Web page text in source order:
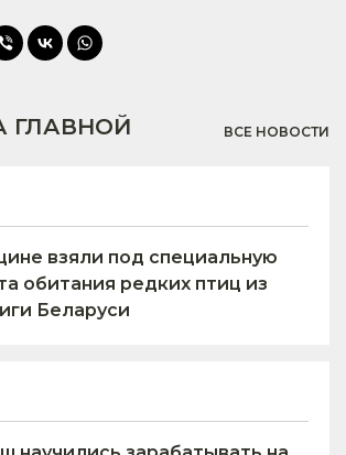
ГЛАВНОЙ ВСЕ НОВОСТИ
взяли под специальную
обитания редких птиц из
Беларуси